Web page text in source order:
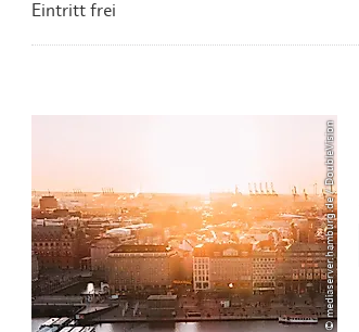
Eintritt frei
© mediaserver.hamburg.de / DoubleVision